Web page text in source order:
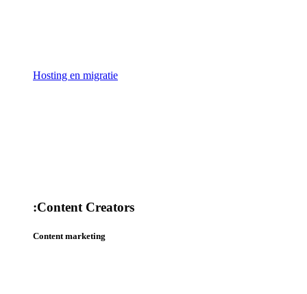
Hosting en migratie
:Content Creators
Content marketing